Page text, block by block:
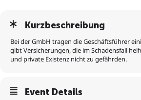
Kurzbeschreibung
Bei der GmbH tragen die Geschäftsführer
gibt Versicherungen, die im Schadensfall
und private Existenz nicht zu gefährden.
Event Details